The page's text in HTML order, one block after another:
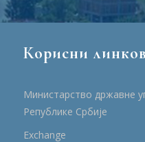
Корисни
Министарство државне
Републике Србије
Еxchange